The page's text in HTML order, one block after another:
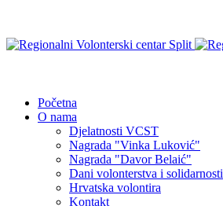
Početna
O nama
Djelatnosti VCST
Nagrada "Vinka Luković"
Nagrada "Davor Belaić"
Dani volonterstva i solidarnosti
Hrvatska volontira
Kontakt